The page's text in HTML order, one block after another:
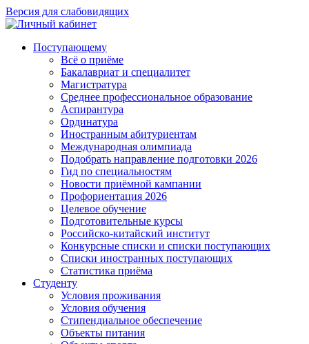
Версия для слабовидящих
Поступающему
Всё о приёме
Бакалавриат и специалитет
Магистратура
Среднее профессиональное образование
Аспирантура
Ординатура
Иностранным абитуриентам
Международная олимпиада
Подобрать направление подготовки 2026
Гид по специальностям
Новости приёмной кампании
Профориентация 2026
Целевое обучение
Подготовительные курсы
Российско-китайский институт
Конкурсные списки и списки поступающих
Списки иностранных поступающих
Статистика приёма
Студенту
Условия проживания
Условия обучения
Стипендиальное обеспечение
Объекты питания